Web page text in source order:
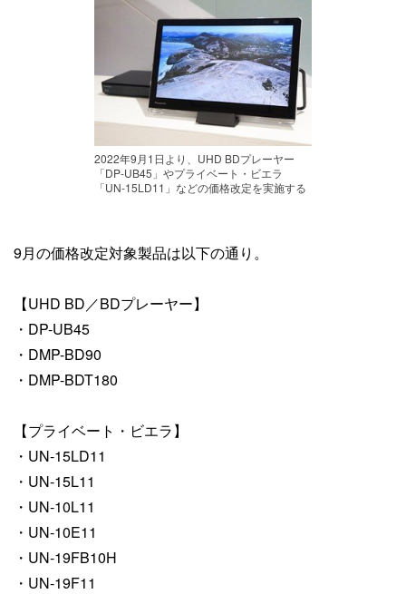
2022年9月1日より、UHD BDプレーヤー
「DP-UB45」やプライベート・ビエラ
「UN-15LD11」などの価格改定を実施する
9月の価格改定対象製品は以下の通り。
【UHD BD／BDプレーヤー】
・DP-UB45
・DMP-BD90
・DMP-BDT180
【プライベート・ビエラ】
・UN-15LD11
・UN-15L11
・UN-10L11
・UN-10E11
・UN-19FB10H
・UN-19F11